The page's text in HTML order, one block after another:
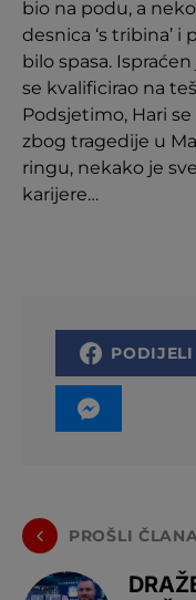
bio na podu, a
desnica ‘s tribina’
bilo spasa.
se kvalificirao na
Podsjetimo, Hari
zbog tragedije u
ringu, nekako je
karijere…
PODIJELI
PROŠLI